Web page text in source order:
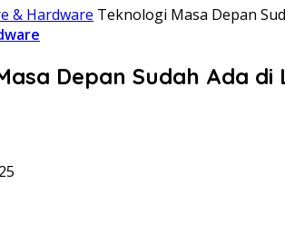
& Hardware Teknologi Masa Depan
Depan Sudah Ada